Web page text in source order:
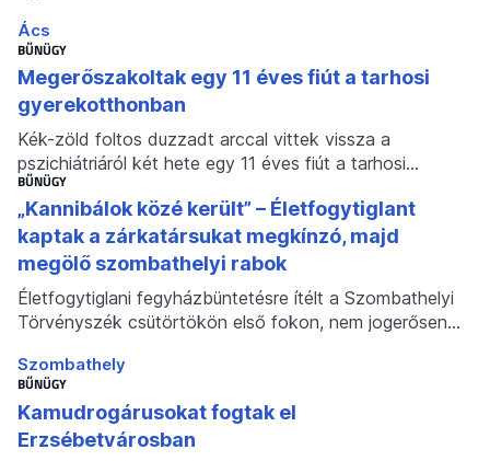
Ács
BŰNÜGY
Megerőszakoltak egy 11 éves fiút a tarhosi
gyerekotthonban
Kék-zöld foltos duzzadt arccal vittek vissza a
pszichiátriáról két hete egy 11 éves fiút a tarhosi…
BŰNÜGY
„Kannibálok közé került” – Életfogytiglant
kaptak a zárkatársukat megkínzó, majd
megölő szombathelyi rabok
Életfogytiglani fegyházbüntetésre ítélt a Szombathelyi
Törvényszék csütörtökön első fokon, nem jogerősen…
Szombathely
BŰNÜGY
Kamudrogárusokat fogtak el
Erzsébetvárosban